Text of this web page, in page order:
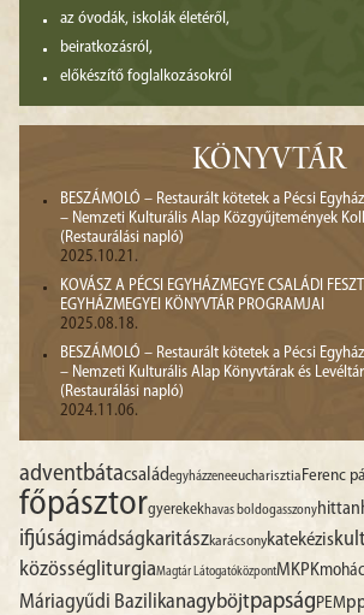
az óvodák, iskolák életéről,
beiratkozásról,
előkészítő foglalkozásokról
KÖNYVTÁR
BESZÁMOLÓ – Restaurált kötetek a Pécsi
– Nemzeti Kulturális Alap Közgyűjtemények
(Restaurálási napló)
2025.10.21.
KOVÁSZ A PÉCSI EGYHÁZMEGYE CSALÁDI
EGYHÁZMEGYEI KÖNYVTÁR PROGRAMJAI
2025.08.18.
BESZÁMOLÓ – Restaurált kötetek a Pécsi
– Nemzeti Kulturális Alap Könyvtárak és
(Restaurálási napló)
2024.11.06.
adventbátacsaládegyházzeneeucharisztia Ferenc
főpásztorgyerekekhavas boldogasszonyhittan
ifjúságimádságkaritászkarácsonykatekézis
közösségliturgiaMagtár LátogatóközpontMKPK
Máriagyűdi Bazilikanagyböjtpapság PEM